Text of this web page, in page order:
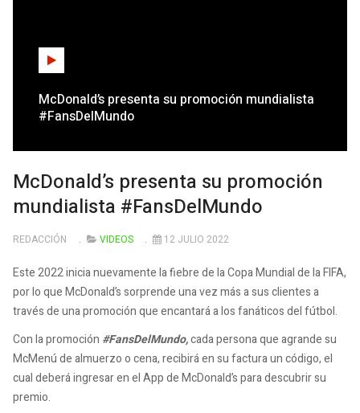
McDonald’s presenta su promoción mundialista
#FansDelMundo
McDonald’s presenta su promoción
mundialista #FansDelMundo
REDACCIÓN VIDEOS 12 JULIO 2022
Este 2022 inicia nuevamente la fiebre de la Copa Mundial de la FIFA,
por lo que McDonald’s sorprende una vez más a sus clientes a
través de una promoción que encantará a los fanáticos del fútbol.
Con la promoción #FansDelMundo,cada persona que agrande su
McMenú de almuerzo o cena, recibirá en su factura un código, el
cual deberá ingresar en el App de McDonald’s para descubrir su
premio.